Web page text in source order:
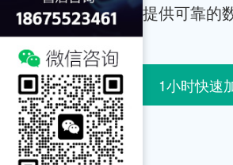
位提供可靠的
1小时快速